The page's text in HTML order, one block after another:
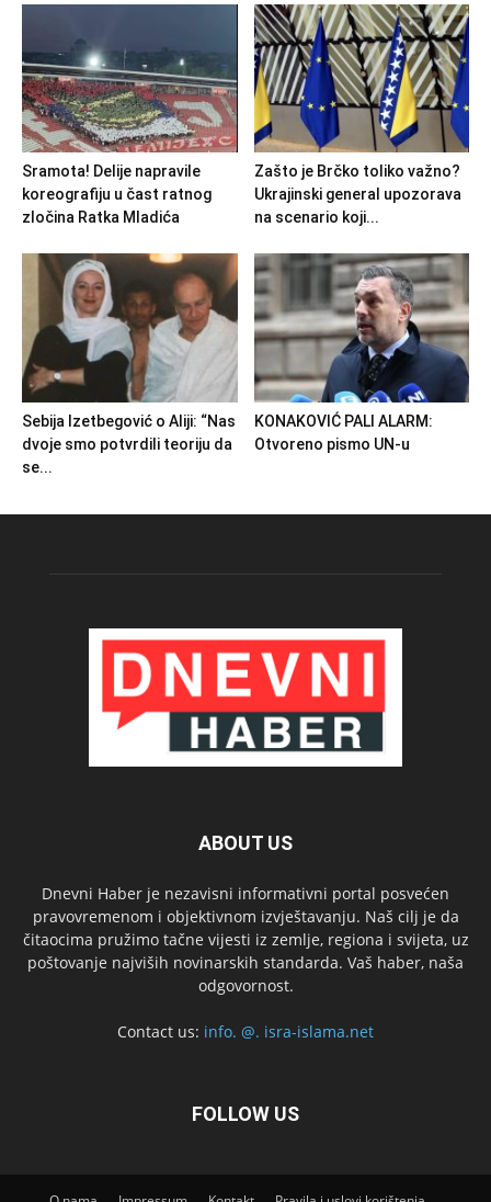
Sramota! Delije napravile
koreografiju u čast ratnog
zločina Ratka Mladića
Zašto je Brčko toliko važno?
Ukrajinski general upozorava
na scenario koji...
Sebija Izetbegović o Aliji: “Nas
dvoje smo potvrdili teoriju da
se...
KONAKOVIĆ PALI ALARM:
Otvoreno pismo UN-u
ABOUT US
Dnevni Haber je nezavisni informativni portal posvećen
pravovremenom i objektivnom izvještavanju. Naš cilj je da
čitaocima pružimo tačne vijesti iz zemlje, regiona i svijeta, uz
poštovanje najviših novinarskih standarda. Vaš haber, naša
odgovornost.
Contact us: info. @. isra-islama.net
FOLLOW US